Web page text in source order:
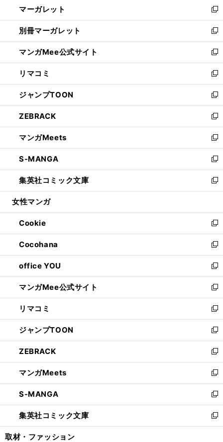
く
で
開
く
ド
ウ
で
開
く
い
ウ
ィ
ン
ド
ウ
で
開
く
マーガレット
新
し
い
ウ
ィ
ン
ド
ウ
で
開
く
別冊マーガレット
新
し
い
ウ
ィ
ン
ド
ウ
で
開
く
マンガMee公式サイト
新
し
い
ウ
ィ
ン
ド
ウ
で
開
く
リマコミ
新
し
い
ウ
ィ
ン
ド
ウ
で
開
く
ジャンプTOON
新
し
い
ウ
ィ
ン
ド
ウ
で
開
ZEBRACK
新
し
い
ウ
ィ
ン
ド
ウ
開
く
マンガMeets
新
し
い
ウ
ィ
ン
ウ
で
開
く
S-MANGA
新
し
い
ウ
ン
ド
ウ
で
開
く
集英社コミック文庫
新
し
ウ
ィ
ン
ド
ウ
で
開
く
女性マンガ
Cookie
新
し
い
ウ
ィ
ン
ド
ウ
で
開
く
Cocohana
新
し
い
ウ
ィ
ン
ド
ウ
で
開
く
office YOU
新
し
い
ウ
ィ
ン
ド
ウ
で
開
く
マンガMee公式サイト
新
し
い
ウ
ィ
ン
ド
ウ
で
開
く
リマコミ
新
し
い
ウ
ィ
ン
ド
ウ
で
開
く
ジャンプTOON
新
し
い
ウ
ィ
ン
ド
ウ
で
開
ZEBRACK
新
し
い
ウ
ィ
ン
ド
ウ
マンガMeets
新
し
い
ウ
ィ
ン
S-MANGA
新
し
い
ウ
集英社コミック文庫
新
し
取材・ファッション